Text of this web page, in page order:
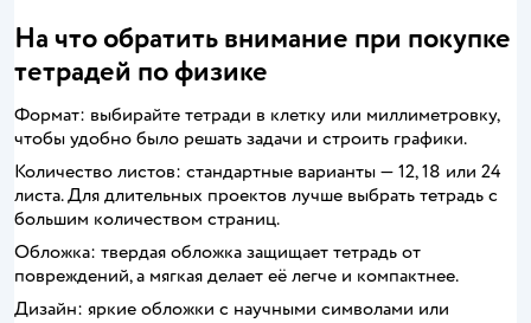
На что обратить внимание при покупке
тетрадей по физике
Формат: выбирайте тетради в клетку или миллиметровку,
чтобы удобно было решать задачи и строить графики.
Количество листов: стандартные варианты — 12, 18 или 24
листа. Для длительных проектов лучше выбрать тетрадь с
большим количеством страниц.
Обложка: твердая обложка защищает тетрадь от
повреждений, а мягкая делает её легче и компактнее.
Дизайн: яркие обложки с научными символами или